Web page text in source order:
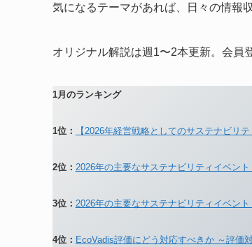
気になるテーマがあれば、日々の情報
オリジナル解説は週1〜2本更新。会員
1月のランキング
1位： 【2026年経営戦略としてのサステナビリ
2位： 2026年の主要なサステナビリティイベン
3位： 2026年の主要なサステナビリティイベン
4位： EcoVadis評価にどう対応すべきか ～評価